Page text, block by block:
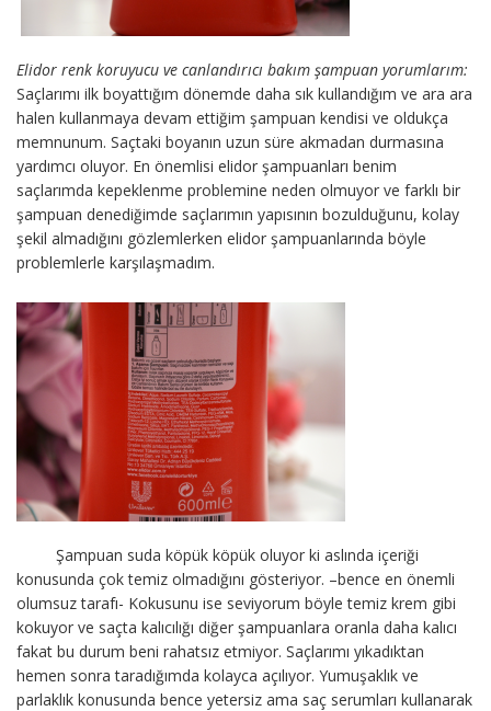
Elidor renk koruyucu ve canlandırıcı bakım şampuan yorumlarım:
Saçlarımı ilk boyattığım dönemde daha sık kullandığım ve ara ara
halen kullanmaya devam ettiğim şampuan kendisi ve oldukça
memnunum. Saçtaki boyanın uzun süre akmadan durmasına
yardımcı oluyor. En önemlisi elidor şampuanları benim
saçlarımda kepeklenme problemine neden olmuyor ve farklı bir
şampuan denediğimde saçlarımın yapısının bozulduğunu, kolay
şekil almadığını gözlemlerken elidor şampuanlarında böyle
problemlerle karşılaşmadım.
Şampuan suda köpük köpük oluyor ki aslında içeriği
konusunda çok temiz olmadığını gösteriyor. –bence en önemli
olumsuz tarafı- Kokusunu ise seviyorum böyle temiz krem gibi
kokuyor ve saçta kalıcılığı diğer şampuanlara oranla daha kalıcı
fakat bu durum beni rahatsız etmiyor. Saçlarımı yıkadıktan
hemen sonra taradığımda kolayca açılıyor. Yumuşaklık ve
parlaklık konusunda bence yetersiz ama saç serumları kullanarak